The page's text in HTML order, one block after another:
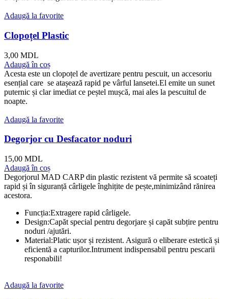
Adaugă la favorite
Clopoțel Plastic
3,00 MDL
Adaugă în coș
Acesta este un clopoțel de avertizare pentru pescuit, un accesoriu
esențial care se atașează rapid pe vârful lansetei.El emite un sunet
puternic și clar imediat ce peștel mușcă, mai ales la pescuitul de
noapte.
Adaugă la favorite
Degorjor cu Desfacator noduri
15,00 MDL
Adaugă în coș
Degorjorul MAD CARP din plastic rezistent vă permite să scoateți
rapid și în siguranță cârligele înghițite de pește,minimizând rănirea
acestora.
Funcția:Extragere rapid cârligele.
Design:Capăt special pentru degorjare și capăt subțire pentru
noduri /ajutări.
Material:Platic ușor și rezistent. Asigură o eliberare estetică și
eficientă a capturilor.Intrument indispensabil pentru pescarii
responabili!
Adaugă la favorite